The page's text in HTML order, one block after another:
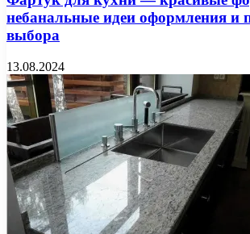
небанальные идеи оформления и
выбора
13.08.2024